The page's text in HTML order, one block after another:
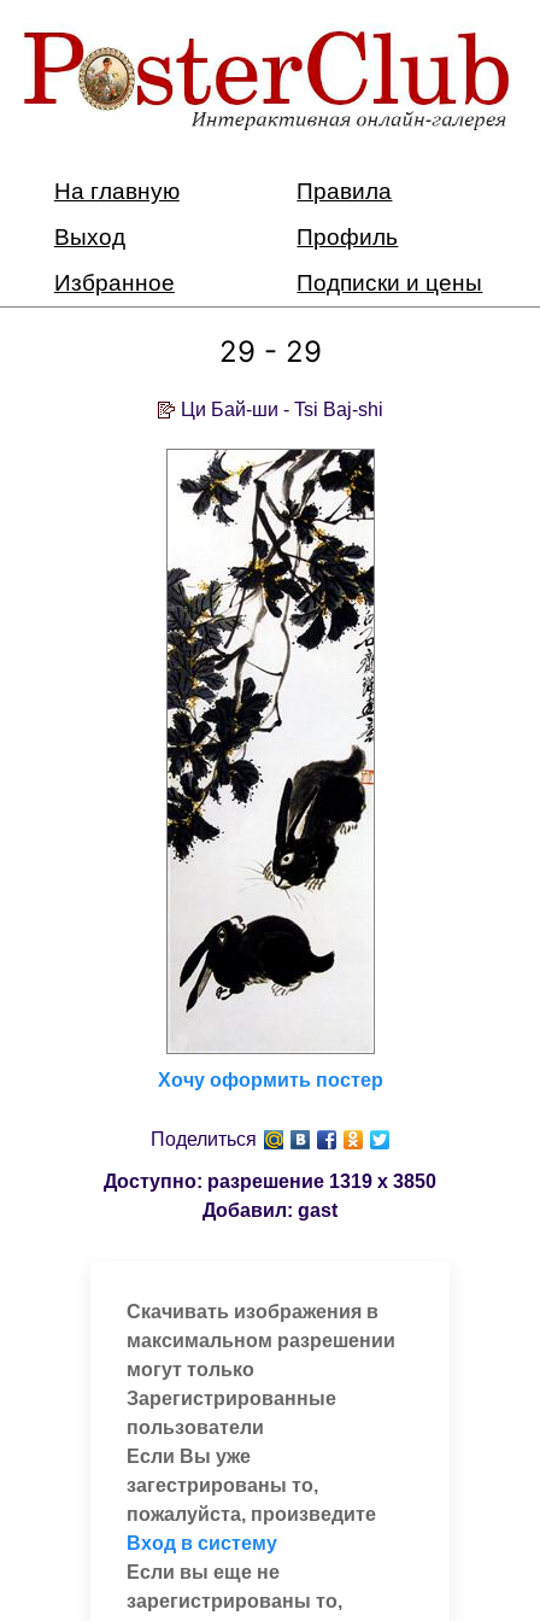
На главную
Правила
Выход
Профиль
Избранное
Подписки и цены
29 - 29
Ци Бай-ши - Tsi Baj-shi
Хочу оформить постер
Поделиться
Доступно: разрешение 1319 x 3850
Добавил: gast
Скачивать изображения в
максимальном разрешении
могут только
Зарегистрированные
пользователи
Если Вы уже
загестрированы то,
пожалуйста, произведите
Вход в систему
Если вы еще не
зарегистрированы то,